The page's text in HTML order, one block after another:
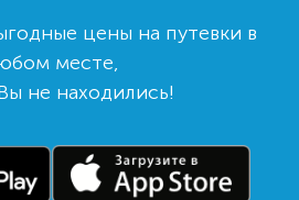
цены на путевки в
месте,
не находились!